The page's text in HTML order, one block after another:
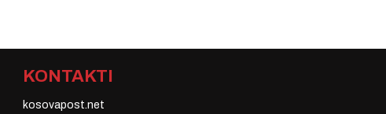
KONTAKTI
kosovapost.net